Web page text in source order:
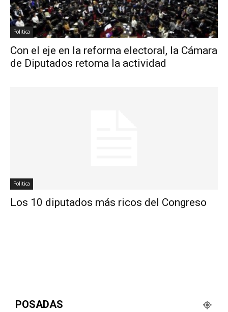
Politica
Con el eje en la reforma electoral, la Cámara
de Diputados retoma la actividad
Politica
Los 10 diputados más ricos del Congreso
POSADAS